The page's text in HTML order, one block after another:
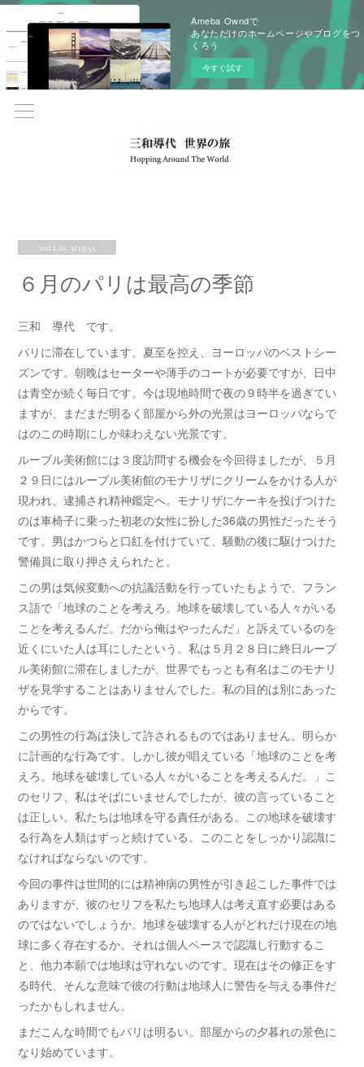
Ameba Owndで
あなただけのホームページやブログをつ
くろう
今すぐ試す
2022.05.31 19:55
６月のパリは最高の季節
三和 導代 です。
パリに滞在しています。夏至を控え、ヨーロッパのベストシー
ズンです。朝晩はセーターや薄手のコートが必要ですが、日中
は青空が続く毎日です。今は現地時間で夜の９時半を過ぎてい
ますが、まだまだ明るく部屋から外の光景はヨーロッパならで
はのこの時期にしか味わえない光景です。
ルーブル美術館には３度訪問する機会を今回得ましたが、５月
２９日にはルーブル美術館のモナリザにクリームをかける人が
現われ、逮捕され精神鑑定へ。モナリザにケーキを投げつけた
のは車椅子に乗った初老の女性に扮した36歳の男性だったそう
です。男はかつらと口紅を付けていて、騒動の後に駆けつけた
警備員に取り押さえられたと。
この男は気候変動への抗議活動を行っていたもようで、フラン
ス語で「地球のことを考えろ。地球を破壊している人々がいる
ことを考えるんだ。だから俺はやったんだ」と訴えているのを
近くにいた人は耳にしたという。私は５月２８日に終日ルーブ
ル美術館に滞在しましたが、世界でもっとも有名はこのモナリ
ザを見学することはありませんでした。私の目的は別にあった
からです。
この男性の行為は決して許されるものではありません。明らか
に計画的な行為です。しかし彼が唱えている「地球のことを考
えろ。地球を破壊している人々がいることを考えるんだ。」こ
のセリフ、私はそばにいませんでしたが、彼の言っていること
は正しい。私たちは地球を守る責任がある。この地球を破壊す
る行為を人類はずっと続けている。このことをしっかり認識に
なければならないのです。
今回の事件は世間的には精神病の男性が引き起こした事件では
ありますが、彼のセリフを私たち地球人は考え直す必要はある
のではないでしょうか。地球を破壊する人がどれだけ現在の地
球に多く存在するか。それは個人ベースで認識し行動するこ
と、他力本願では地球は守れないのです。現在はその修正をす
る時代、そんな意味で彼の行動は地球人に警告を与える事件だ
ったかもしれません。
まだこんな時間でもパリは明るい。部屋からの夕暮れの景色に
なり始めています。